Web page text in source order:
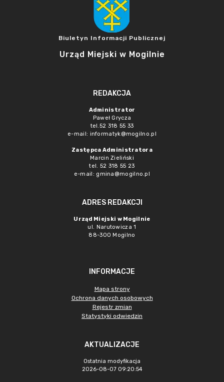
Biuletyn Informacji Publicznej
Urząd Miejski w Mogilnie
REDAKCJA
Administrator
Paweł Grycza
tel.52 318 55 33
e-mail: informatyk@mogilno.pl
Zastępca Administratora
Marcin Zieliński
tel. 52 318 55 23
e-mail: gmina@mogilno.pl
ADRES REDAKCJI
Urząd Miejski w Mogilnie
ul. Narutowicza 1
88-300 Mogilno
INFORMACJE
Mapa strony
Ochrona danych osobowych
Rejestr zmian
Statystyki odwiedzin
AKTUALIZACJE
Ostatnia modyfikacja
2026-08-07 09:20:54